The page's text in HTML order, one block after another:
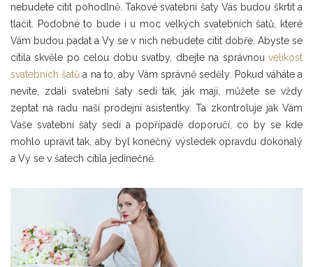
nebudete cítit pohodlně. Takové svatební šaty Vás budou škrtit a
tlačit. Podobné to bude i u moc velkých svatebních šatů, které
Vám budou padat a Vy se v nich nebudete cítit dobře. Abyste se
cítila skvěle po celou dobu svatby, dbejte na správnou velikost
svatebních šatů a na to, aby Vám správně seděly. Pokud váháte a
nevíte, zdali svatební šaty sedí tak, jak mají, můžete se vždy
zeptat na radu naší prodejní asistentky. Ta zkontroluje jak Vám
Vaše svatební šaty sedí a popřípadě doporučí, co by se kde
mohlo upravit tak, aby byl konečný výsledek opravdu dokonalý
a Vy se v šatech cítila jedinečně.